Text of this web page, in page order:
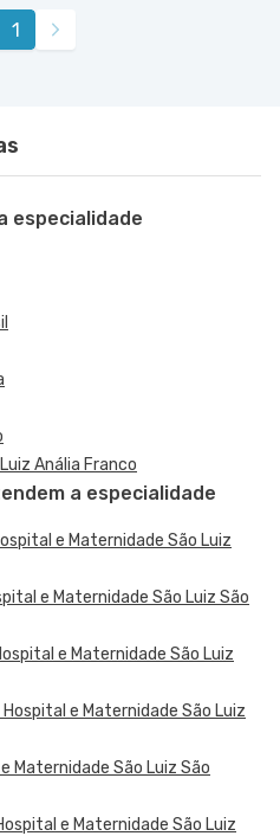
- Assuncao,
1
especialidade
Anália Franco
a especialidade
e Maternidade São Luiz
e Maternidade São Luiz São
e Maternidade São Luiz
e Maternidade São Luiz
Maternidade São Luiz São
e Maternidade São Luiz